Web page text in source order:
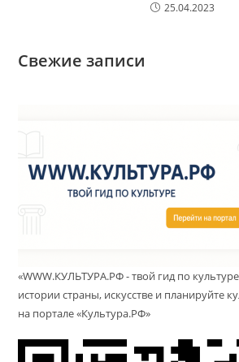
25.04.2023
Свежие записи
«WWW.КУЛЬТУРА.РФ - твой гид по
истории страны, искусстве и планируйте
на портале «Культура.РФ»